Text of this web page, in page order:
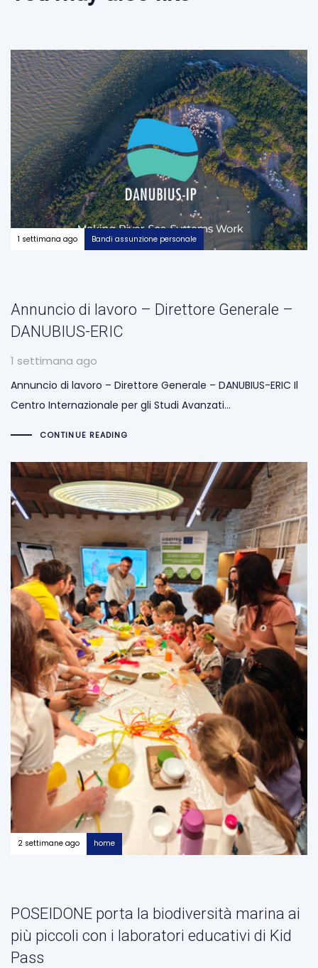
1 settimana ago Bandi assunzione personale
Annuncio di lavoro – Direttore Generale –
DANUBIUS-ERIC
1 settimana ago
Annuncio di lavoro – Direttore Generale – DANUBIUS-ERIC Il
Centro Internazionale per gli Studi Avanzati…
CONTINUE READING
2 settimane ago home
POSEIDONE porta la biodiversità marina ai
più piccoli con i laboratori educativi di Kid
Pass